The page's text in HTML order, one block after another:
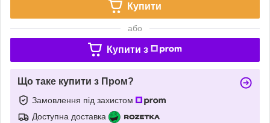
Купити
або
Купити з
Що таке купити з Пром?
Замовлення під захистом
Доступна доставка